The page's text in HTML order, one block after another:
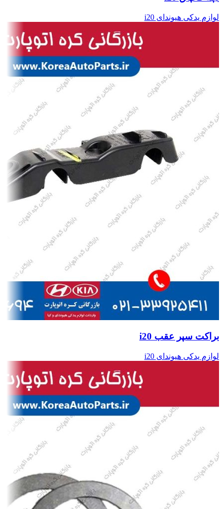
لوازم یدکی هیوندای i20
براکت سپر عقب i20
لوازم یدکی هیوندای i20